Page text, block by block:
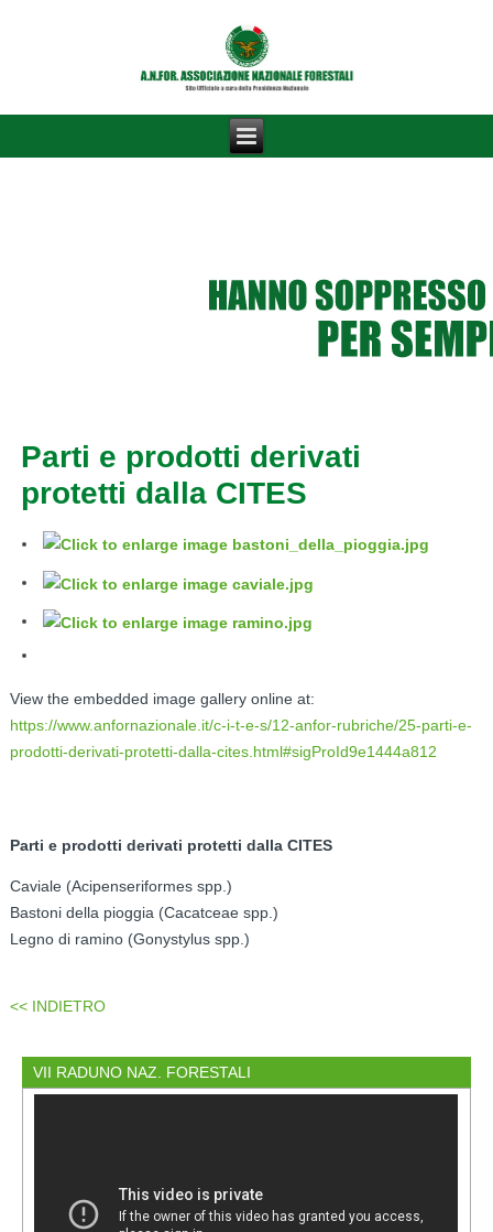
Parti e prodotti derivati
protetti dalla CITES
View the embedded image gallery online at:
https://www.anfornazionale.it/c-i-t-e-s/12-anfor-rubriche/25-parti-e-
prodotti-derivati-protetti-dalla-cites.html#sigProId9e1444a812
Parti e prodotti derivati protetti dalla CITES
Caviale (Acipenseriformes spp.)
Bastoni della pioggia (Cacatceae spp.)
Legno di ramino (Gonystylus spp.)
<< INDIETRO
VII RADUNO NAZ. FORESTALI